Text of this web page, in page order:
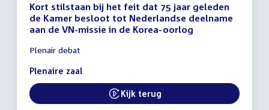
Kort stilstaan bij het feit dat 75 jaar geleden
de Kamer besloot tot Nederlandse deelname
aan de VN-missie in de Korea-oorlog
vergadering
15:00
15:05
uur
Plenair debat
Plenaire zaal
External link:
Kijk terug